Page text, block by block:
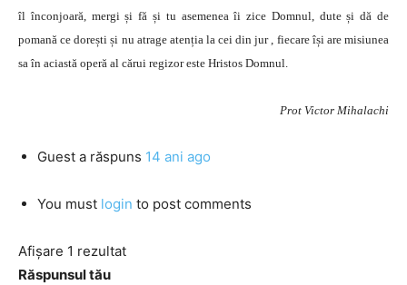
îl înconjoară, mergi și fă și tu asemenea îi zice Domnul, dute și dă de
pomană ce dorești și nu atrage atenția la cei din jur , fiecare își are misiunea
sa în aciastă operă al cărui regizor este Hristos Domnul.
Prot Victor Mihalachi
Guest a răspuns 14 ani ago
You must login to post comments
Afișare 1 rezultat
Răspunsul tău